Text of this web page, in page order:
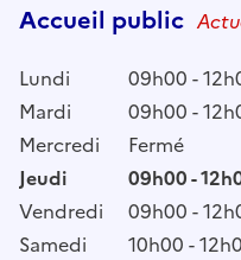
Accueil public
Lundi
09h00 -
Mardi
09h00 -
Mercredi
Fermé
Jeudi
09h00 -
Vendredi
09h00 -
Samedi
10h00 -